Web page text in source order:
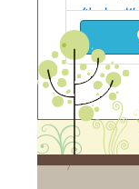
能力